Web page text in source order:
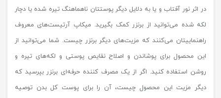
در اثر نور آفتاب و یا به دلایل دیگر پوستتان ناهماهنگ تیره شده یا دچار
لکه شده می‌توانید از برنزر کمک بگیرید. میکاپ آرتیست‌های معروف
راهنماییتان می‌کنند که مزیت‌های دیگر برنزر چیست. شما می‌توانید از
این محصول برای پوشاندن و اصلاح نقایص پوستی و لکه‌های تیره و
روشن استفاده کنید. اگر از یک مصرف کننده حرفه‌ای برنزر بپرسید که
دیگر مزیت این محصول چیست، آن را برای پوست کل بدن توصیه